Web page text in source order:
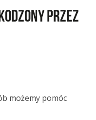
przez
możemy pomóc